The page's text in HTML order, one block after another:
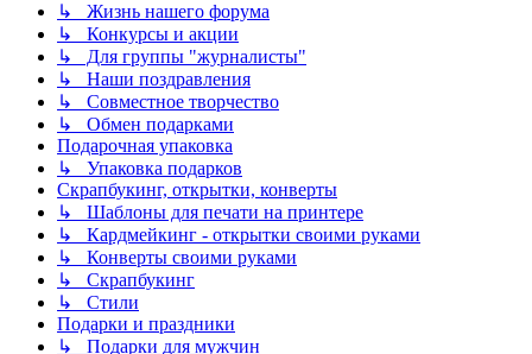
↳ Жизнь нашего форума
↳ Конкурсы и акции
↳ Для группы "журналисты"
↳ Наши поздравления
↳ Совместное творчество
↳ Обмен подарками
Подарочная упаковка
↳ Упаковка подарков
Скрапбукинг, открытки, конверты
↳ Шаблоны для печати на принтере
↳ Кардмейкинг - открытки своими руками
↳ Конверты своими руками
↳ Скрапбукинг
↳ Стили
Подарки и праздники
↳ Подарки для мужчин